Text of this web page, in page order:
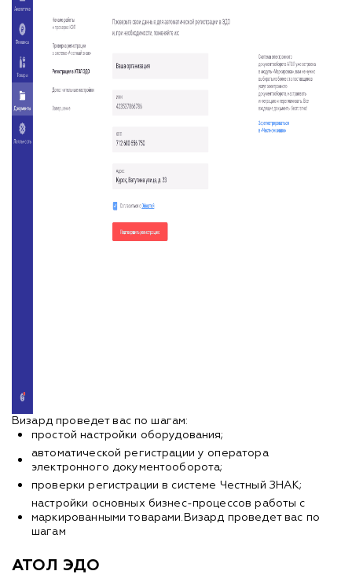
Визард проведет вас по шагам:
простой настройки оборудования;
автоматической регистрации у оператора
электронного документооборота;
проверки регистрации в системе Честный ЗНАК;
настройки основных бизнес-процессов работы с
маркированными товарами.Визард проведет вас по
шагам
АТОЛ ЭДО